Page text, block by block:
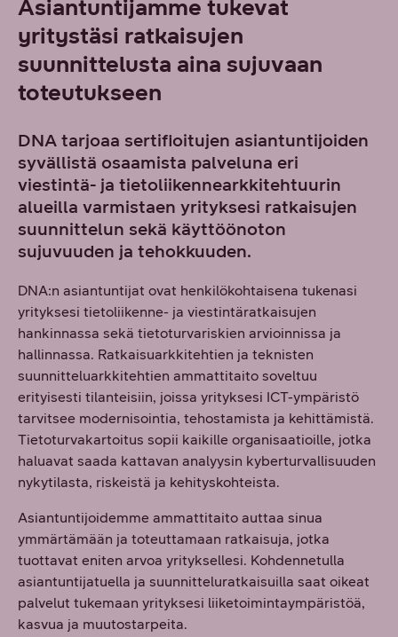
Asiantuntijamme tukevat
yritystäsi ratkaisujen
suunnittelusta aina sujuvaan
toteutukseen
DNA tarjoaa sertifioitujen asiantuntijoiden
syvällistä osaamista palveluna eri
viestintä- ja tietoliikennearkkitehtuurin
alueilla varmistaen yrityksesi ratkaisujen
suunnittelun sekä käyttöönoton
sujuvuuden ja tehokkuuden.
DNA:n asiantuntijat ovat henkilökohtaisena tukenasi
yrityksesi tietoliikenne- ja viestintäratkaisujen
hankinnassa sekä tietoturvariskien arvioinnissa ja
hallinnassa. Ratkaisuarkkitehtien ja teknisten
suunnitteluarkkitehtien ammattitaito soveltuu
erityisesti tilanteisiin, joissa yrityksesi ICT-ympäristö
tarvitsee modernisointia, tehostamista ja kehittämistä.
Tietoturvakartoitus sopii kaikille organisaatioille, jotka
haluavat saada kattavan analyysin kyberturvallisuuden
nykytilasta, riskeistä ja kehityskohteista.
Asiantuntijoidemme ammattitaito auttaa sinua
ymmärtämään ja toteuttamaan ratkaisuja, jotka
tuottavat eniten arvoa yrityksellesi. Kohdennetulla
asiantuntijatuella ja suunnitteluratkaisuilla saat oikeat
palvelut tukemaan yrityksesi liiketoimintaympäristöä,
kasvua ja muutostarpeita.